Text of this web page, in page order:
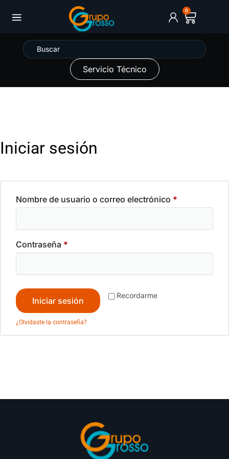
0
Servicio Técnico
Iniciar sesión
Nombre de usuario o correo electrónico *
Contraseña *
Recordarme
Iniciar sesión
¿Olvidaste la contraseña?